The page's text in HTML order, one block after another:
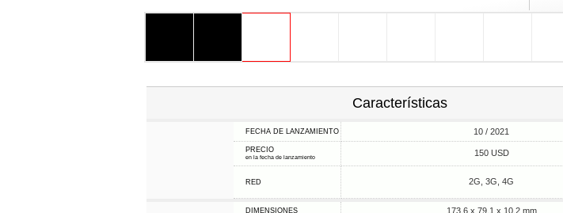
Características
FECHA DE LANZAMIENTO 10 / 2021
PRECIO
en la fecha de lanzamiento 150 USD
RED 2G, 3G, 4G
DIMENSIONES 173.6 x 79.1 x 10.2 mm